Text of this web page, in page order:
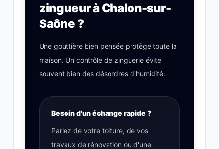
zingueur à Chalon-sur-
Saône ?
Une gouttière bien pensée protège toute la
maison. Un contrôle de zinguerie évite
souvent bien des désordres d'humidité.
Besoin d'un échange rapide ?
Parlez de votre toiture, de vos
travaux de rénovation ou d'une